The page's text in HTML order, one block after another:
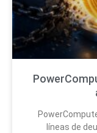
líneas de